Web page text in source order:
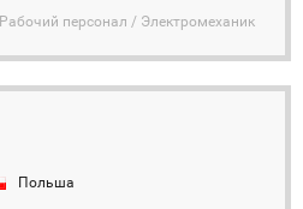
Рабочий персонал / Электромеханик
Польша